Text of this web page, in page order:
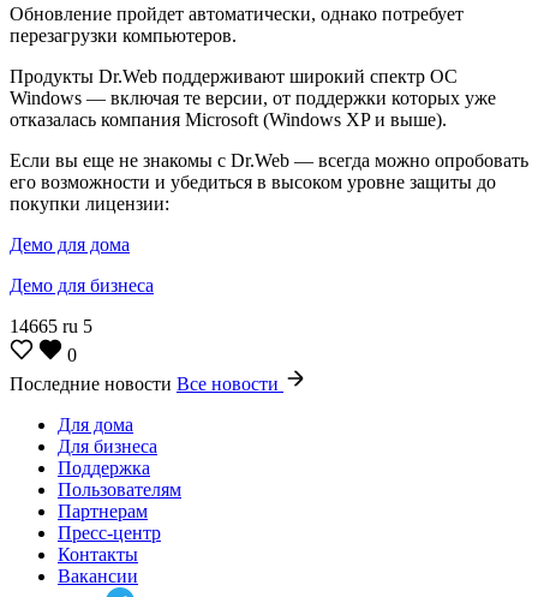
Обновление пройдет автоматически, однако потребует
перезагрузки компьютеров.
Продукты Dr.Web поддерживают широкий спектр ОС
Windows — включая те версии, от поддержки которых уже
отказалась компания Microsoft (Windows XP и выше).
Если вы еще не знакомы с Dr.Web — всегда можно опробовать
его возможности и убедиться в высоком уровне защиты до
покупки лицензии:
Демо для дома
Демо для бизнеса
14665 ru 5
0
Последние новости Все новости
Для дома
Для бизнеса
Поддержка
Пользователям
Партнерам
Пресс-центр
Контакты
Вакансии